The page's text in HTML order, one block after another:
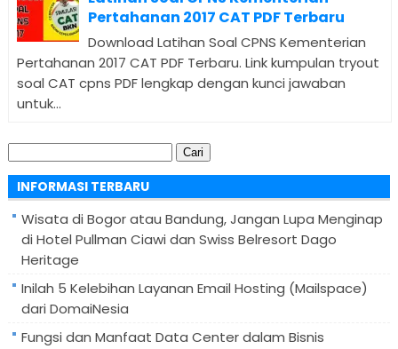
Pertahanan 2017 CAT PDF Terbaru
Download Latihan Soal CPNS Kementerian
Pertahanan 2017 CAT PDF Terbaru. Link kumpulan tryout
soal CAT cpns PDF lengkap dengan kunci jawaban
untuk...
untuk:
INFORMASI TERBARU
Wisata di Bogor atau Bandung, Jangan Lupa Menginap
di Hotel Pullman Ciawi dan Swiss Belresort Dago
Heritage
Inilah 5 Kelebihan Layanan Email Hosting (Mailspace)
dari DomaiNesia
Fungsi dan Manfaat Data Center dalam Bisnis